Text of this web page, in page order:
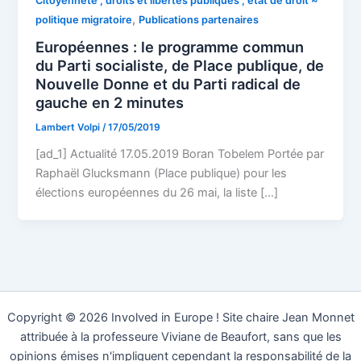
politique migratoire, Publications partenaires
Européennes : le programme commun
du Parti socialiste, de Place publique, de
Nouvelle Donne et du Parti radical de
gauche en 2 minutes
Lambert Volpi/17/05/2019
[ad_1] Actualité 17.05.2019 Boran Tobelem Portée par
Raphaël Glucksmann (Place publique) pour les
élections européennes du 26 mai, la liste […]
Copyright © 2026 Involved in Europe ! Site chaire Jean Monnet
attribuée à la professeure Viviane de Beaufort, sans que les
opinions émises n'impliquent cependant la responsabilité de la